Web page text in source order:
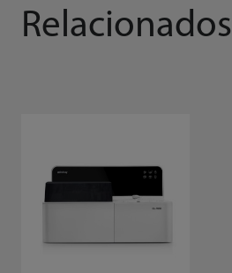
Relacionados